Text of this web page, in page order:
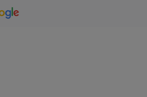
Genaro